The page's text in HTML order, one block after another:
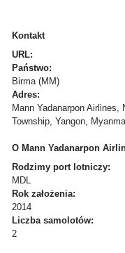
Kontakt
URL:
Państwo:
Birma (MM)
Adres:
Mann Yadanarpon
Township, Yangon,
O Mann Yadanarpon
Rodzimy port lotniczy:
MDL
Rok założenia:
2014
Liczba samolotów:
2